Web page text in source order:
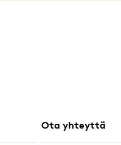
Ota yhteyttä